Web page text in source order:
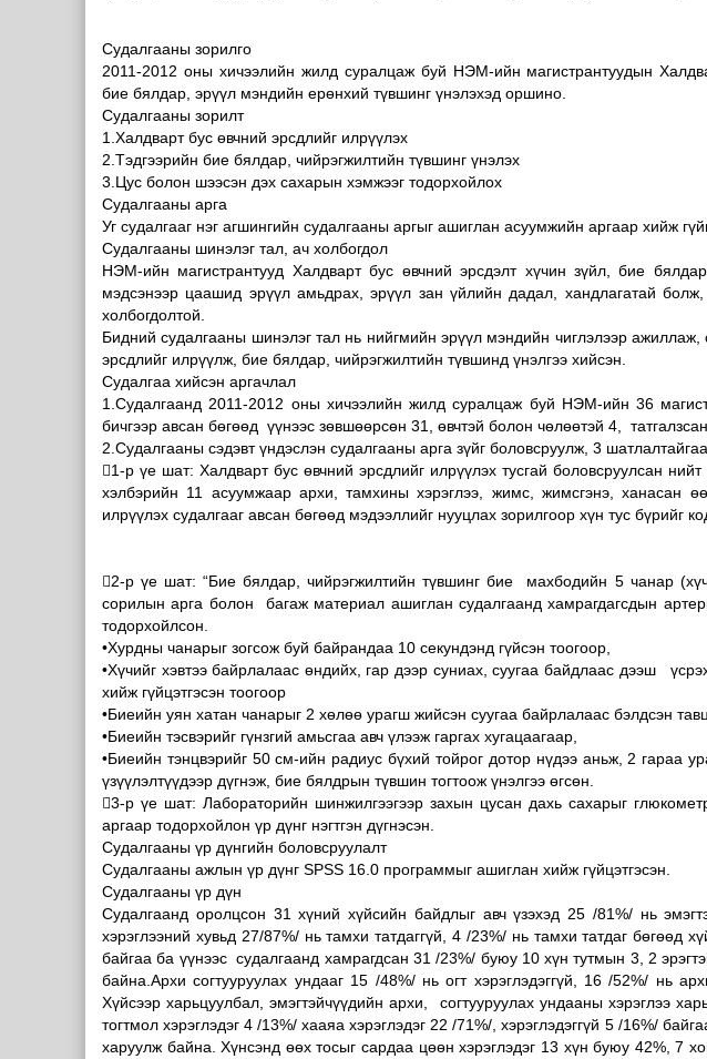
Судалгааны зорилго
2011-2012 оны хичээлийн жилд суралцаж буй НЭМ-ийн магистрантуудын
бие бялдар, эрүүл мэндийн ерөнхий түвшинг үнэлэхэд оршино.
Судалгааны зорилт
1.Халдварт бус өвчний эрсдлийг илрүүлэх
2.Тэдгээрийн бие бялдар, чийрэгжилтийн түвшинг үнэлэх
3.Цус болон шээсэн дэх сахарын хэмжээг тодорхойлох
Судалгааны арга
Уг судалгааг нэг агшингийн судалгааны аргыг ашиглан асуумжийн аргаар хийж
Судалгааны шинэлэг тал, ач холбогдол
НЭМ-ийн магистрантууд Халдварт бус өвчний эрсдэлт хүчин зүйл, бие
мэдсэнээр цаашид эрүүл амьдрах, эрүүл зан үйлийн дадал, хандлагатай
холбогдолтой.
Бидний судалгааны шинэлэг тал нь нийгмийн эрүүл мэндийн чиглэлээр
эрсдлийг илрүүлж, бие бялдар, чийрэгжилтийн түвшинд үнэлгээ хийсэн.
Судалгаа хийсэн аргачлал
1.Судалгаанд 2011-2012 оны хичээлийн жилд суралцаж буй НЭМ-ийн 36
бичгээр авсан бөгөөд үүнээс зөвшөөрсөн 31, өвчтэй болон чөлөөтэй 4,
2.Судалгааны сэдэвт үндэслэн судалгааны арга зүйг боловсруулж, 3
1-р үе шат: Халдварт бус өвчний эрсдлийг илрүүлэх тусгай боловсруулсан
хэлбэрийн 11 асуумжаар архи, тамхины хэрэглээ, жимс, жимсгэнэ, ханасан
илрүүлэх судалгааг авсан бөгөөд мэдээллийг нууцлах зорилгоор хүн тус бүрийг
2-р үе шат: “Бие бялдар, чийрэгжилтийн түвшинг бие махбодийн 5 чанар
сорилын арга болон багаж материал ашиглан судалгаанд хамрагдагсдын
тодорхойлсон.
•Хурдны чанарыг зогсож буй байрандаа 10 секундэнд гүйсэн тоогоор,
•Хүчийг хэвтээ байрлалаас өндийх, гар дээр суниах, суугаа байдлаас дээш
хийж гүйцэтгэсэн тоогоор
•Биеийн уян хатан чанарыг 2 хөлөө урагш жийсэн суугаа байрлалаас бэлдсэн
•Биеийн тэсвэрийг гүнзгий амьсгаа авч үлээж гаргах хугацаагаар,
•Биеийн тэнцвэрийг 50 см-ийн радиус бүхий тойрог дотор нүдээ аньж, 2 гараа
үзүүлэлтүүдээр дүгнэж, бие бялдрын түвшин тогтоож үнэлгээ өгсөн.
3-р үе шат: Лабораторийн шинжилгээгээр захын цусан дахь сахарыг
аргаар тодорхойлон үр дүнг нэгтгэн дүгнэсэн.
Судалгааны үр дүнгийн боловсруулалт
Судалгааны ажлын үр дүнг SPSS 16.0 программыг ашиглан хийж гүйцэтгэсэн.
Судалгааны үр дүн
Судалгаанд оролцсон 31 хүний хүйсийн байдлыг авч үзэхэд 25 /81%/ нь
хэрэглээний хувьд 27/87%/ нь тамхи татдаггүй, 4 /23%/ нь тамхи татдаг бөгөөд
байгаа ба үүнээс судалгаанд хамрагдсан 31 /23%/ буюу 10 хүн тутмын 3, 2
байна.Архи согтууруулах ундааг 15 /48%/ нь огт хэрэглэдэггүй, 16 /52%/ нь
Хүйсээр харьцуулбал, эмэгтэйчүүдийн архи, согтууруулах ундааны хэрэглээ
тогтмол хэрэглэдэг 4 /13%/ хааяа хэрэглэдэг 22 /71%/, хэрэглэдэггүй 5 /16%/
харуулж байна. Хүнсэнд өөх тосыг сардаа цөөн хэрэглэдэг 13 хүн буюу 42%, 7